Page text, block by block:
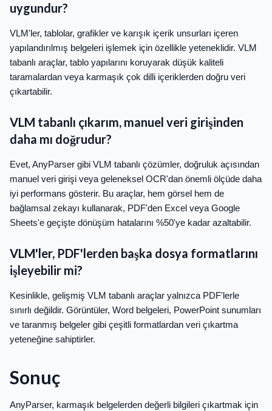
uygundur?
VLM'ler, tablolar, grafikler ve karışık içerik unsurları içeren
yapılandırılmış belgeleri işlemek için özellikle yeteneklidir. VLM
tabanlı araçlar, tablo yapılarını koruyarak düşük kaliteli
taramalardan veya karmaşık çok dilli içeriklerden doğru veri
çıkartabilir.
VLM tabanlı çıkarım, manuel veri girişinden
daha mı doğrudur?
Evet, AnyParser gibi VLM tabanlı çözümler, doğruluk açısından
manuel veri girişi veya geleneksel OCR'dan önemli ölçüde daha
iyi performans gösterir. Bu araçlar, hem görsel hem de
bağlamsal zekayı kullanarak, PDF'den Excel veya Google
Sheets'e geçişte dönüşüm hatalarını %50'ye kadar azaltabilir.
VLM'ler, PDF'lerden başka dosya formatlarını
işleyebilir mi?
Kesinlikle, gelişmiş VLM tabanlı araçlar yalnızca PDF'lerle
sınırlı değildir. Görüntüler, Word belgeleri, PowerPoint sunumları
ve taranmış belgeler gibi çeşitli formatlardan veri çıkartma
yeteneğine sahiptirler.
Sonuç
AnyParser, karmaşık belgelerden değerli bilgileri çıkartmak için